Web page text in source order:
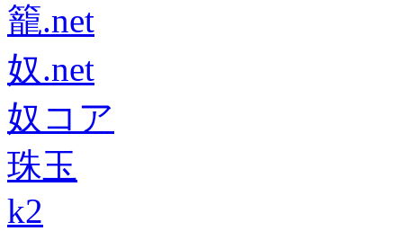
籠.net
奴.net
奴コア
珠玉
k2